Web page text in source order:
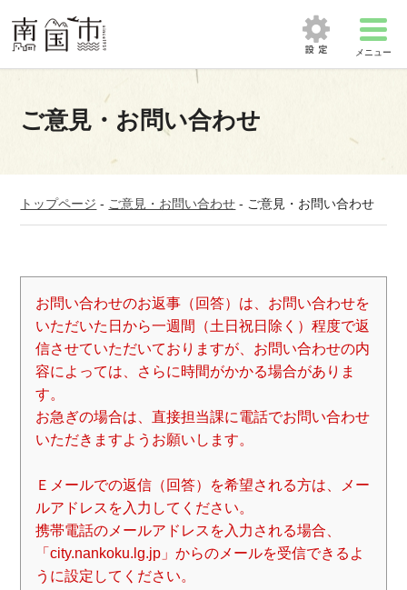
メニュー
ご意見・お問い合わせ
トップページ - ご意見・お問い合わせ - ご意見・お問い合わせ
お問い合わせのお返事（回答）は、お問い合わせを
いただいた日から一週間（土日祝日除く）程度で返
信させていただいておりますが、お問い合わせの内
容によっては、さらに時間がかかる場合がありま
す。
お急ぎの場合は、直接担当課に電話でお問い合わせ
いただきますようお願いします。
Ｅメールでの返信（回答）を希望される方は、メー
ルアドレスを入力してください。
携帯電話のメールアドレスを入力される場合、
「city.nankoku.lg.jp」からのメールを受信できるよ
うに設定してください。